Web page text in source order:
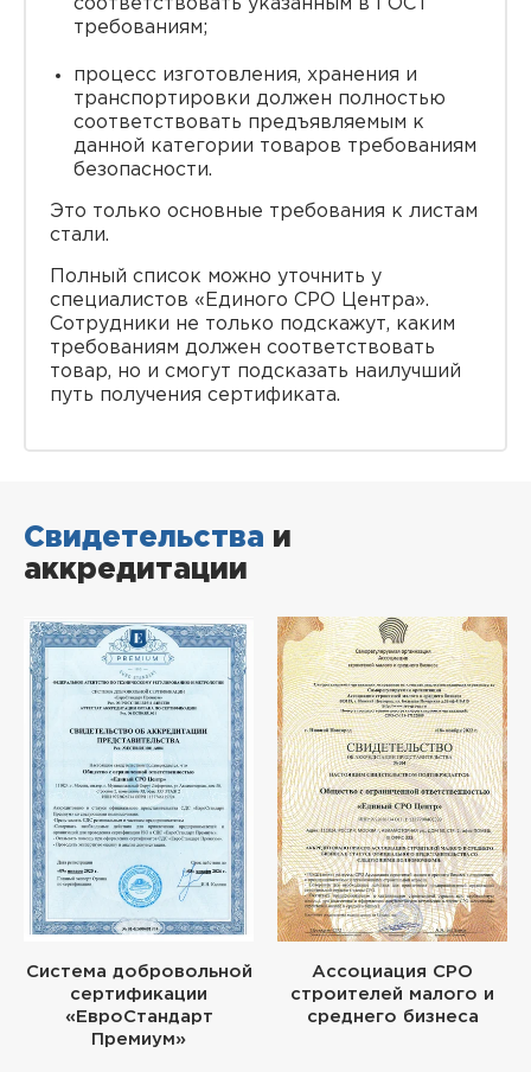
соответствовать указанным в ГОСТ
требованиям;
процесс изготовления, хранения и
транспортировки должен полностью
соответствовать предъявляемым к
данной категории товаров требованиям
безопасности.
Это только основные требования к листам
стали.
Полный список можно уточнить у
специалистов «Единого СРО Центра».
Сотрудники не только подскажут, каким
требованиям должен соответствовать
товар, но и смогут подсказать наилучший
путь получения сертификата.
Свидетельства и
аккредитации
Система добровольной
сертификации
«ЕвроСтандарт
Премиум»
Ассоциация СРО
строителей малого и
среднего бизнеса